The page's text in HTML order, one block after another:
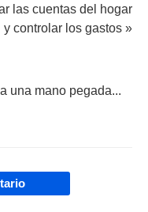
las cuentas del hogar
y controlar los gastos »
una mano pegada...